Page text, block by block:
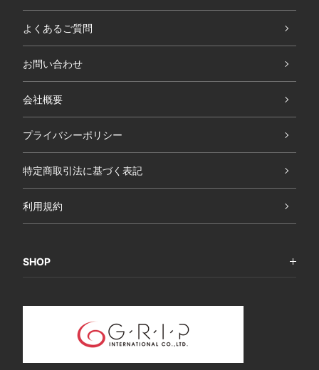
よくあるご質問
お問い合わせ
会社概要
プライバシーポリシー
特定商取引法に基づく表記
利用規約
SHOP